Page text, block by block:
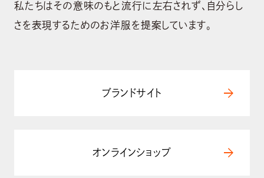
ABOUT US
SUSTAINABILITY
私たちはその意味のもと流行に左右されず、自分らし
さを表現するためのお洋服を提案しています。
ブランドサイト arrow_forward
オンラインショップ arrow_forward